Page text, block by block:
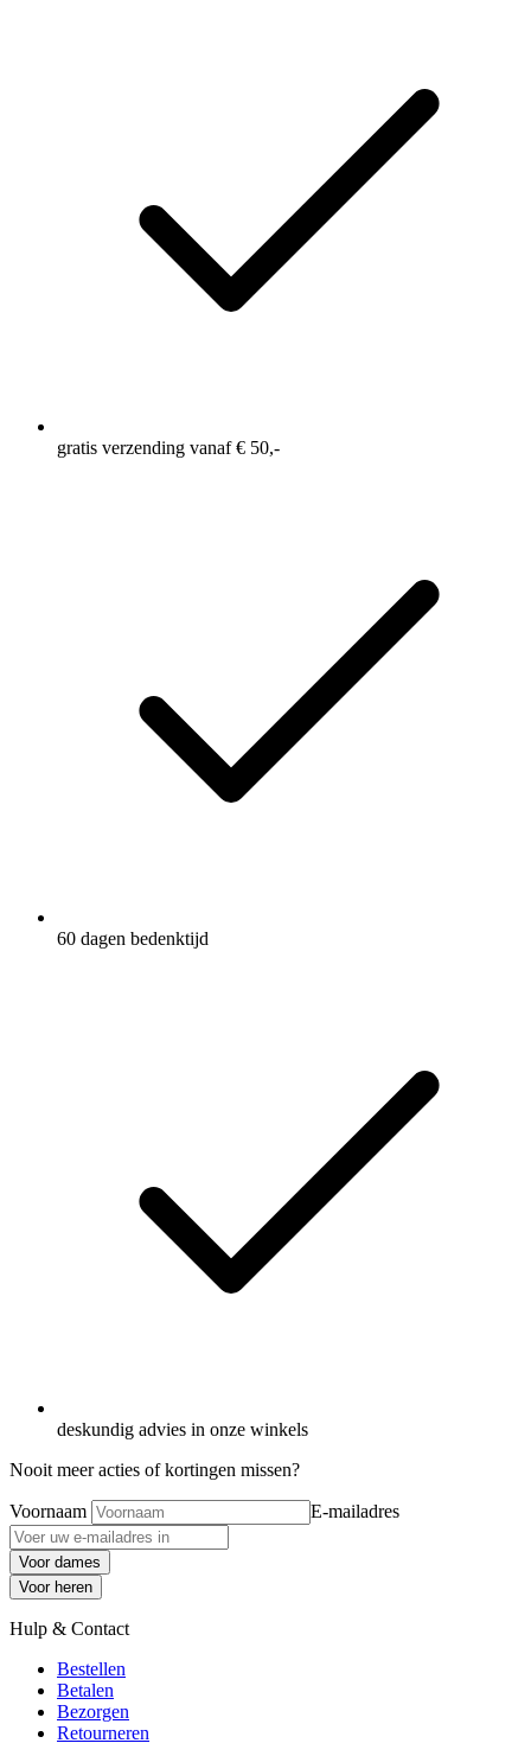
gratis verzending vanaf € 50,-
60 dagen bedenktijd
deskundig advies in onze winkels
Nooit meer acties of kortingen missen?
Voornaam E-mailadres
Voor dames
Voor heren
Hulp & Contact
Bestellen
Betalen
Bezorgen
Retourneren